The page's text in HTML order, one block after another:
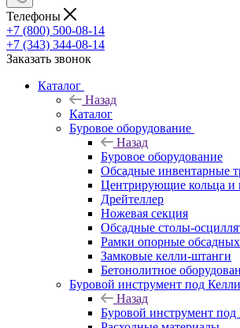
Телефоны
+7 (800) 500-08-14
+7 (343) 344-08-14
Заказать звонок
Каталог
Назад
Каталог
Буровое оборудование
Назад
Буровое оборудование
Обсадные инвентарные
Центрирующие кольца и
Дрейтеллер
Ножевая секция
Обсадные столы-
Рамки опорные
Замковые келли-штанги
Бетонолитное
Буровой инструмент под
Назад
Буровой инструмент под